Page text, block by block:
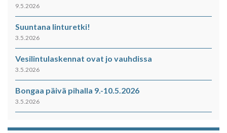
9.5.2026
Suuntana linturetki!
3.5.2026
Vesilintulaskennat ovat jo vauhdissa
3.5.2026
Bongaa päivä pihalla 9.-10.5.2026
3.5.2026